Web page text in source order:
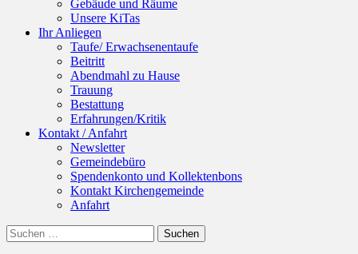
Gebäude und Räume
Unsere KiTas
Ihr Anliegen
Taufe/ Erwachsenentaufe
Beitritt
Abendmahl zu Hause
Trauung
Bestattung
Erfahrungen/Kritik
Kontakt / Anfahrt
Newsletter
Gemeindebüro
Spendenkonto und Kollektenbons
Kontakt Kirchengemeinde
Anfahrt
Suchen
Suchen
nach: